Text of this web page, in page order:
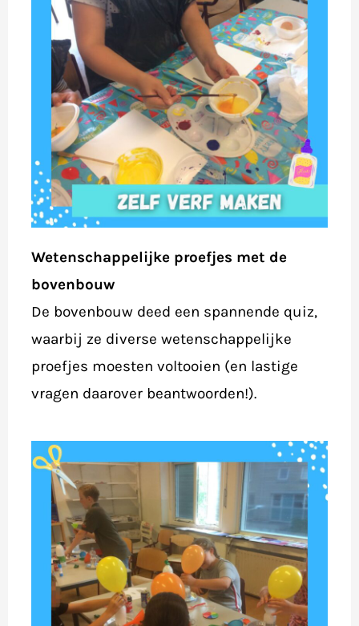
Wetenschappelijke proefjes met de
bovenbouw
De bovenbouw deed een spannende quiz,
waarbij ze diverse wetenschappelijke
proefjes moesten voltooien (en lastige
vragen daarover beantwoorden!).